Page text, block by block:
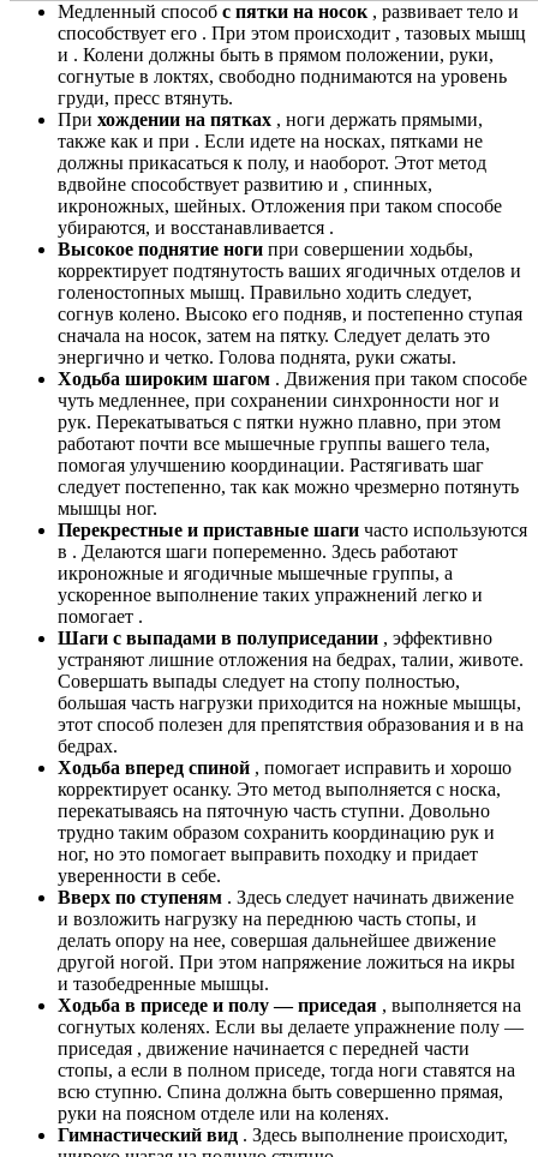
Медленный способ с пятки на носок , развивает тело и
способствует его . При этом происходит , тазовых мышц
и . Колени должны быть в прямом положении, руки,
согнутые в локтях, свободно поднимаются на уровень
груди, пресс втянуть.
При хождении на пятках , ноги держать прямыми,
также как и при . Если идете на носках, пятками не
должны прикасаться к полу, и наоборот. Этот метод
вдвойне способствует развитию и , спинных,
икроножных, шейных. Отложения при таком способе
убираются, и восстанавливается .
Высокое поднятие ноги при совершении ходьбы,
корректирует подтянутость ваших ягодичных отделов и
голеностопных мышц. Правильно ходить следует,
согнув колено. Высоко его подняв, и постепенно ступая
сначала на носок, затем на пятку. Следует делать это
энергично и четко. Голова поднята, руки сжаты.
Ходьба широким шагом . Движения при таком способе
чуть медленнее, при сохранении синхронности ног и
рук. Перекатываться с пятки нужно плавно, при этом
работают почти все мышечные группы вашего тела,
помогая улучшению координации. Растягивать шаг
следует постепенно, так как можно чрезмерно потянуть
мышцы ног.
Перекрестные и приставные шаги часто используются
в . Делаются шаги попеременно. Здесь работают
икроножные и ягодичные мышечные группы, а
ускоренное выполнение таких упражнений легко и
помогает .
Шаги с выпадами в полуприседании , эффективно
устраняют лишние отложения на бедрах, талии, животе.
Совершать выпады следует на стопу полностью,
большая часть нагрузки приходится на ножные мышцы,
этот способ полезен для препятствия образования и в на
бедрах.
Ходьба вперед спиной , помогает исправить и хорошо
корректирует осанку. Это метод выполняется с носка,
перекатываясь на пяточную часть ступни. Довольно
трудно таким образом сохранить координацию рук и
ног, но это помогает выправить походку и придает
уверенности в себе.
Вверх по ступеням . Здесь следует начинать движение
и возложить нагрузку на переднюю часть стопы, и
делать опору на нее, совершая дальнейшее движение
другой ногой. При этом напряжение ложиться на икры
и тазобедренные мышцы.
Ходьба в приседе и полу — приседая , выполняется на
согнутых коленях. Если вы делаете упражнение полу —
приседая , движение начинается с передней части
стопы, а если в полном приседе, тогда ноги ставятся на
всю ступню. Спина должна быть совершенно прямая,
руки на поясном отделе или на коленях.
Гимнастический вид . Здесь выполнение происходит,